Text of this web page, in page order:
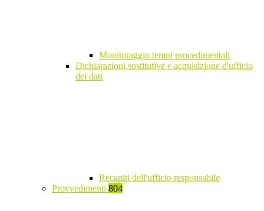
Monitoraggio tempi procedimentali
Dichiarazioni sostitutive e acquisizione d'ufficio
dei dati
Recapiti dell'ufficio responsabile
Provvedimenti 804